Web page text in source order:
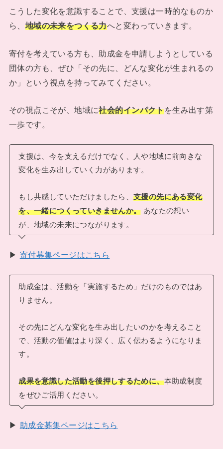
こうした変化を意識することで、支援は一時的なものか
ら、 地域の未来をつくる力へと変わっていきます。
寄付を考えている方も、助成金を申請しようとしている
団体の方も、ぜひ「その先に、どんな変化が生まれるの
か」という視点を持ってみてください。
その視点こそが、地域に社会的インパクトを生み出す第
一歩です。
支援は、今を支えるだけでなく、人や地域に前向きな
変化を生み出していく力があります。
もし共感していただけましたら、支援の先にある変化
を、一緒につくっていきませんか。 あなたの想い
が、地域の未来につながります。
▶ 寄付募集ページはこちら
助成金は、活動を「実施するため」だけのものではあ
りません。
その先にどんな変化を生み出したいのかを考えること
で、活動の価値はより深く、広く伝わるようになりま
す。
成果を意識した活動を後押しするために、本助成制度
をぜひご活用ください。
▶ 助成金募集ページはこちら